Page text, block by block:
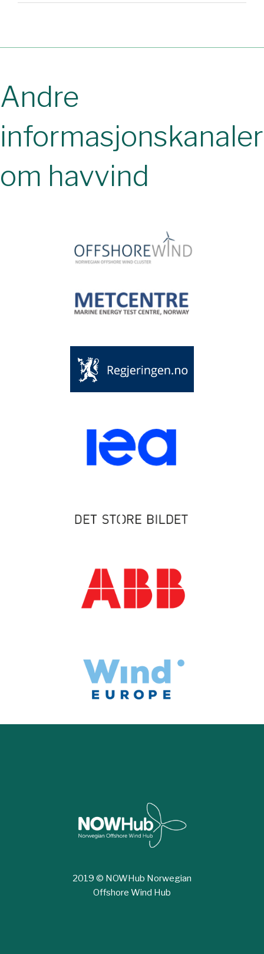
Andre
informasjonskanaler
om havvind
2019 © NOWHub Norwegian
Offshore Wind Hub